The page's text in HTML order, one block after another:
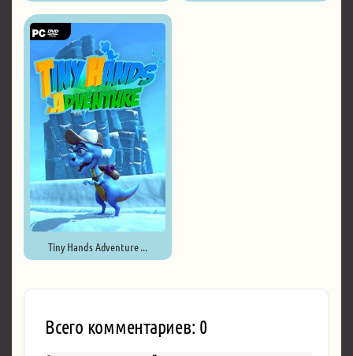
Tiny Hands Adventure ...
Всего комментариев: 0